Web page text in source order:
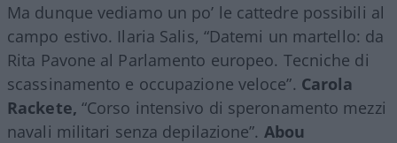
Ma dunque vediamo un po’ le cattedre possibili al
campo estivo. Ilaria Salis, “Datemi un martello: da
Rita Pavone al Parlamento europeo. Tecniche di
scassinamento e occupazione veloce”. Carola
Rackete, “Corso intensivo di speronamento mezzi
navali militari senza depilazione”. Abou